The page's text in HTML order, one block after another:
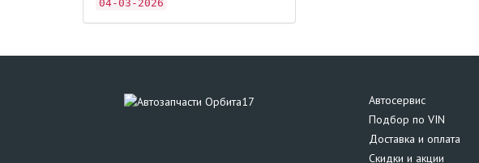
04-03-2026
Автосервис
Подбор по VIN
Доставка и оплата
Скидки и акции